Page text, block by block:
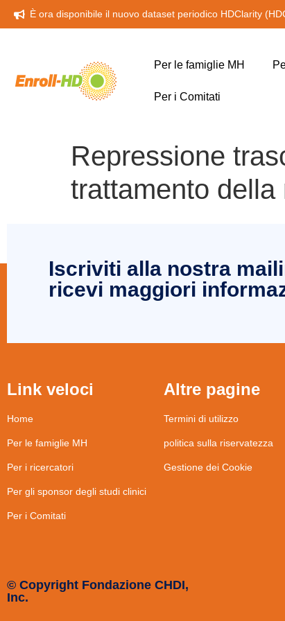
È ora disponibile il nuovo dataset periodico HDClarity
Per le famiglie MH
Per i Comitati
Repressione
trattamento
Iscriviti alla nostra
ricevi maggiori
Link veloci
Home
Per le famiglie MH
Per i ricercatori
Per gli sponsor degli studi clinici
Per i Comitati
Altre pagine
Termini di utilizzo
politica sulla riservatezza
Gestione dei Cookie
© Copyright Fondazione CHDI,
Inc.